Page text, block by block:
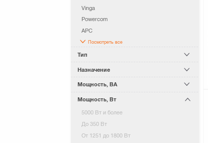
Vinga
Powercom
APC
Посмотреть все
Тип
Назначение
Мощность, ВА
Мощность, Вт
5000 Вт и более
До 350 Вт
От 1251 до 1800 Вт